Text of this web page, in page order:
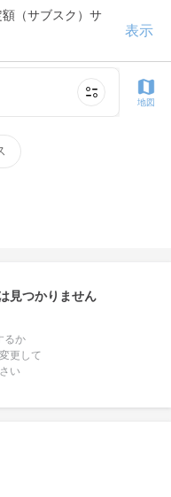
（サブスク）サ
表示
地図
見つかりません
るか
更して
い